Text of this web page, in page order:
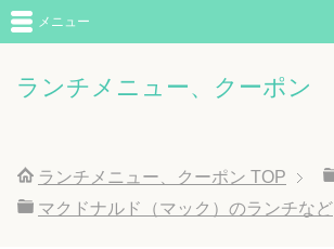
ランチメニュー、クーポン
メニュー
ランチメニュー、クーポン TOP
マクドナルド（マック）のランチなど